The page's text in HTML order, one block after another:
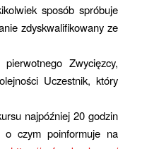
sposób spróbuje
zdyskwalifikowany ze
Zwycięzcy,
Uczestnik, który
najpóźniej 20 godzin
o czym poinformuje na